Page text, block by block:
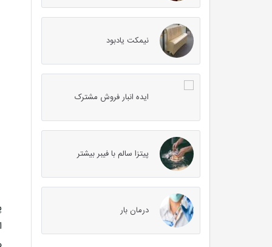
نیمکت یادبود
ایده انبار فروش مشترک
پیتزا سالم با فیبر بیشتر
درمان بار